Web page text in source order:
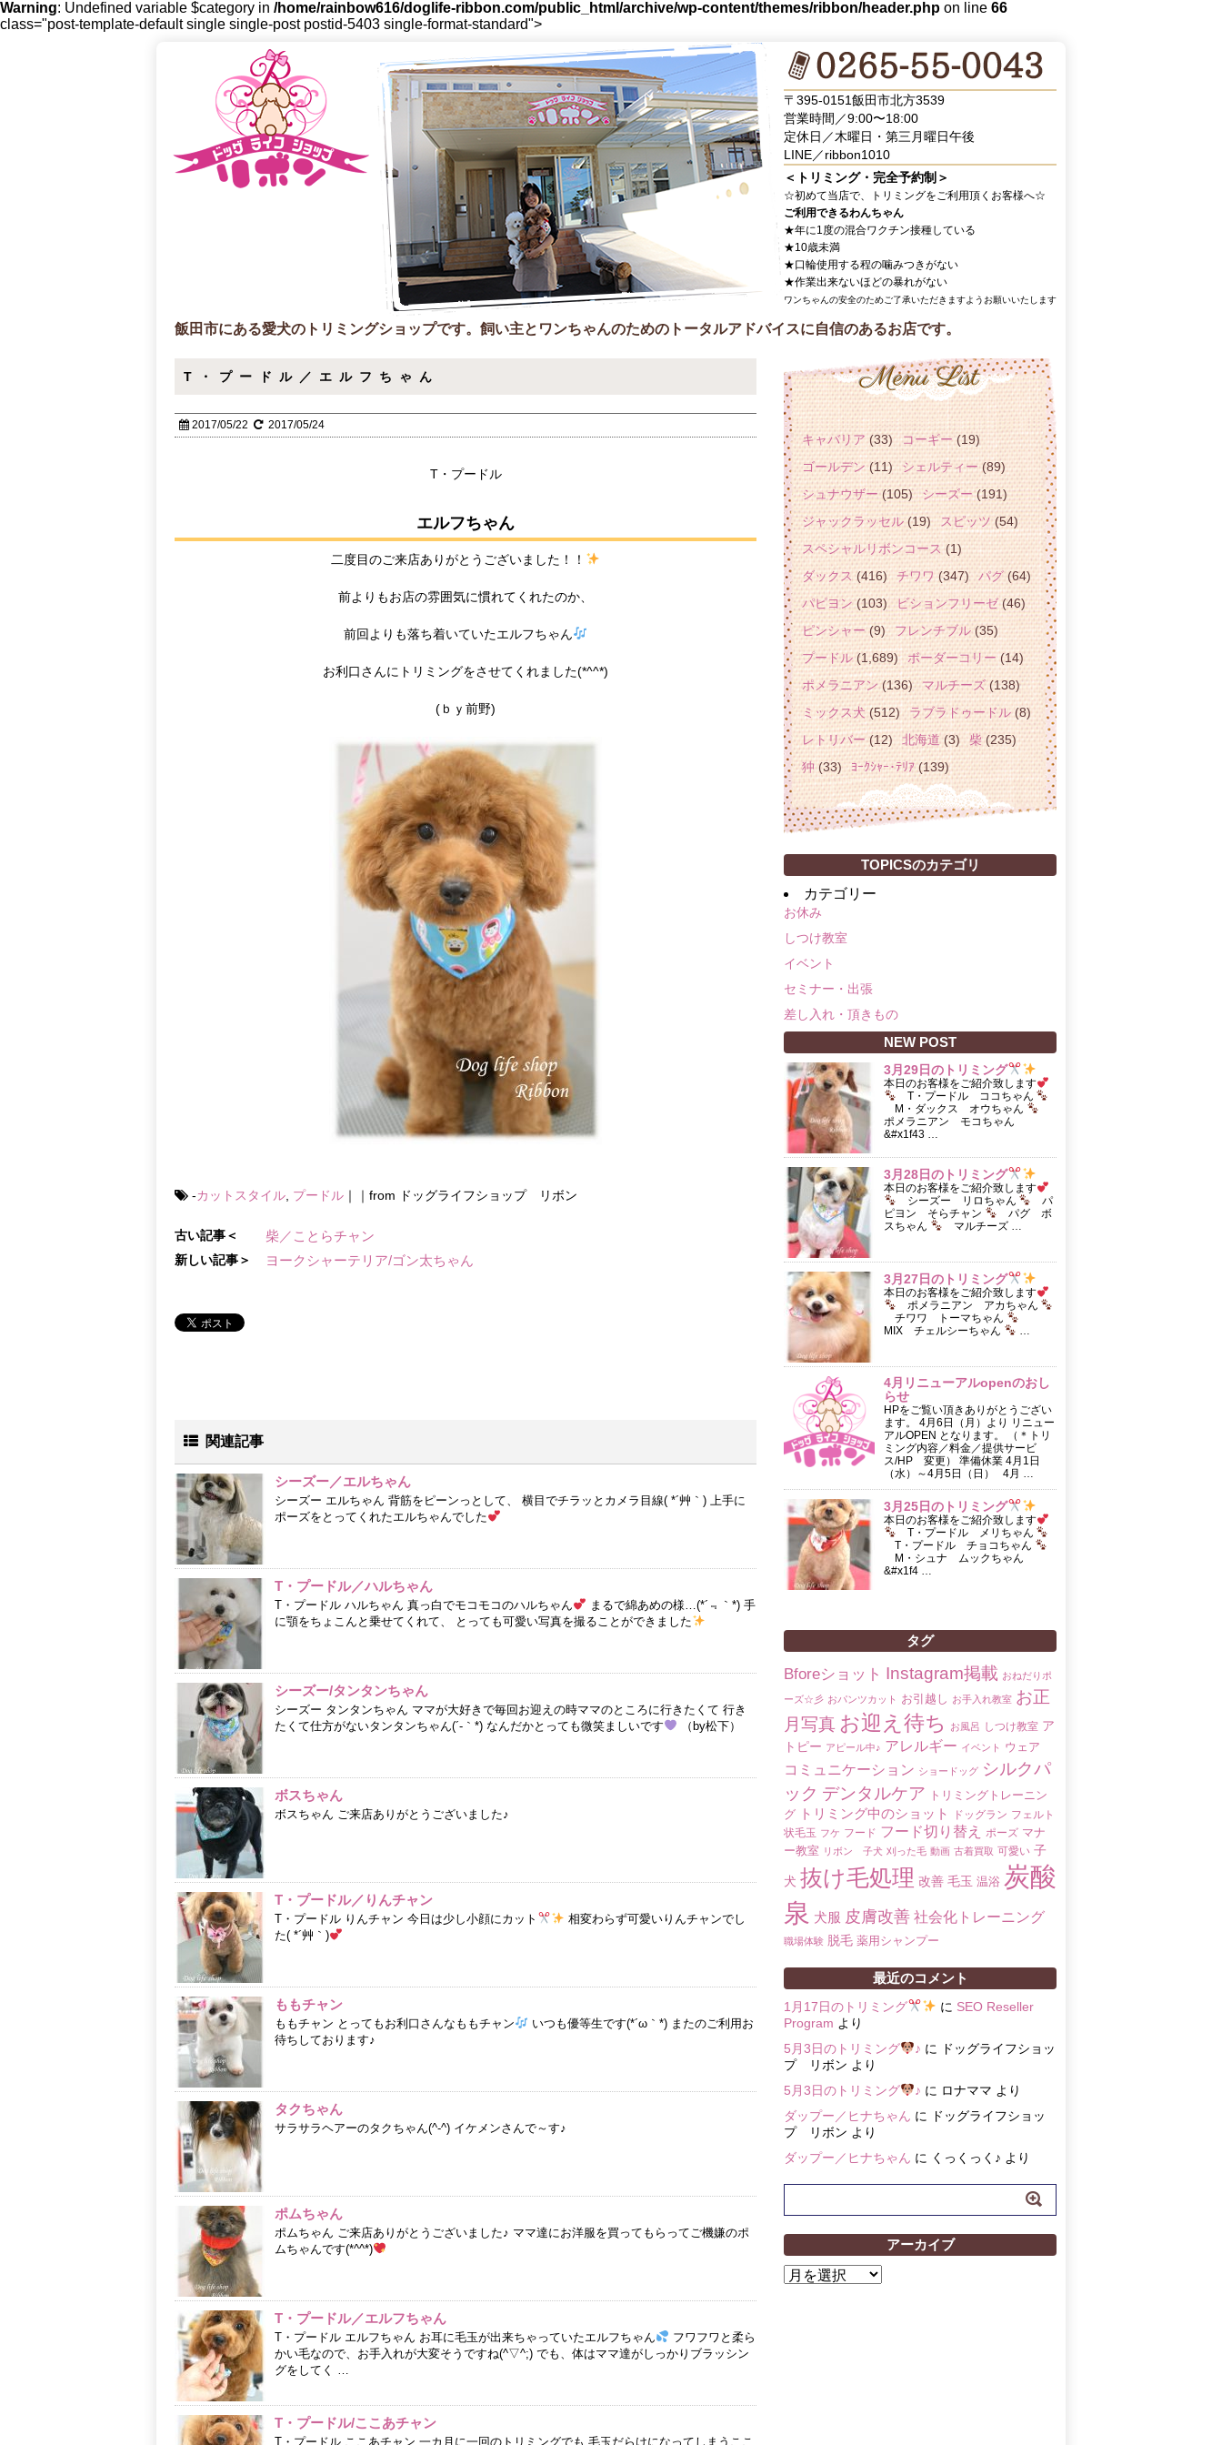
Warning: Undefined variable $category in /home/rainbow616/doglife-ribbon.com/public_html/archive/wp-content/themes/ribbon/header.php on line 66
class="post-template-default single single-post postid-5403 single-format-standard">
〒395-0151飯田市北方3539
営業時間／9:00〜18:00
定休日／木曜日・第三月曜日午後
LINE／ribbon1010
＜トリミング・完全予約制＞
☆初めて当店で、トリミングをご利用頂くお客様へ☆
ご利用できるわんちゃん
★年に1度の混合ワクチン接種している
★10歳未満
★口輪使用する程の噛みつきがない
★作業出来ないほどの暴れがない
ワンちゃんの安全のためご了承いただきますようお願いいたします
飯田市にある愛犬のトリミングショップです。飼い主とワンちゃんのためのトータルアドバイスに自信のあるお店です。
T・プードル／エルフちゃん
2017/05/22 2017/05/24
T・プードル
エルフちゃん
二度目のご来店ありがとうございました！！
前よりもお店の雰囲気に慣れてくれたのか、
前回よりも落ち着いていたエルフちゃん
お利口さんにトリミングをさせてくれました(*^^*)
(ｂｙ前野)
-カットスタイル プードル ｜｜from ドッグライフショップ リボン
古い記事＜ 柴／ことらチャン
新しい記事＞ ヨークシャーテリア/ゴン太ちゃん
関連記事
シーズー／エルちゃん
シーズー エルちゃん 背筋をピーンっとして、 横目でチラッとカメラ目線( *´艸｀) 上手に
ポーズをとってくれたエルちゃんでした
T・プードル／ハルちゃん
T・プードル ハルちゃん 真っ白でモコモコのハルちゃん
まるで綿あめの様…(*´﹃｀*) 手
に顎をちょこんと乗せてくれて、 とっても可愛い写真を撮ることができました
シーズー/タンタンちゃん
シーズー タンタンちゃん ママが大好きで毎回お迎えの時ママのところに行きたくて 行き
たくて仕方がないタンタンちゃん(´-｀*) なんだかとっても微笑ましいです
（by松下）
ボスちゃん
ボスちゃん ご来店ありがとうございました♪
T・プードル／りんチャン
T・プードル りんチャン 今日は少し小顔にカット
相変わらず可愛いりんチャンでし
た( *´艸｀)
ももチャン
ももチャン とってもお利口さんなももチャン
いつも優等生です(*´ω｀*) またのご利用お
待ちしております♪
タクちゃん
サラサラヘアーのタクちゃん(^-^) イケメンさんで～す♪
ポムちゃん
ポムちゃん ご来店ありがとうございました♪ ママ達にお洋服を買ってもらってご機嫌のポ
ムちゃんです(*^^*)
T・プードル／エルフちゃん
T・プードル エルフちゃん お耳に毛玉が出来ちゃっていたエルフちゃん
フワフワと柔ら
かい毛なので、お手入れが大変そうですね(^▽^;) でも、体はママ達がしっかりブラッシン
グをしてく …
T・プードル/ここあチャン
T・プードル ここあチャン 一カ月に一回のトリミングでも 毛玉だらけになってしまうここ
キャバリア(33) コーギー(19)
ゴールデン(11) シェルティー(89)
シュナウザー(105) シーズー(191)
ジャックラッセル(19) スピッツ(54)
スペシャルリボンコース(1)
ダックス (416) チワワ(347) パグ(64)
パピヨン(103) ビションフリーゼ(46)
ピンシャー(9) フレンチブル(35)
プードル(1,689) ボーダーコリー(14)
ポメラニアン(136) マルチーズ(138)
ミックス犬(512) ラブラドゥードル (8)
レトリバー(12) 北海道(3) 柴(235)
狆(33) ﾖｰｸｼｬｰ･ﾃﾘｱ(139)
TOPICSのカテゴリ
カテゴリー
お休み
しつけ教室
イベント
セミナー・出張
差し入れ・頂きもの
NEW POST
3月29日のトリミング
本日のお客様をご紹介致します
T・プードル ココちゃん
M・ダックス オウちゃん
ポメラニアン モコちゃん
&#x1f43 …
3月28日のトリミング
本日のお客様をご紹介致します
シーズー リロちゃん
パ
ピヨン そらチャン
パグ ボ
スちゃん
マルチーズ …
3月27日のトリミング
本日のお客様をご紹介致します
ポメラニアン アカちゃん
チワワ トーマちゃん
MIX チェルシーちゃん
4月リニューアルopenのおし
らせ
HPをご覧い頂きありがとうござい
ます。 4月6日（月）より リニュー
アルOPEN となります。 （＊トリ
ミング内容／料金／提供サービ
ス/HP 変更） 準備休業 4月1日
（水）～4月5日（日） 4月 …
3月25日のトリミング
本日のお客様をご紹介致します
T・プードル メリちゃん
T・プードル チョコちゃん
M・シュナ ムックちゃん
&#x1f4 …
タグ
Bforeショット Instagram掲載 おねだりポ
ーズ☆彡 おパンツカット お引越し お手入れ教室 お正
月写真 お迎え待ち お風呂 しつけ教室 ア
トピー アピール中♪ アレルギー イベント ウェア
コミュニケーション ショードッグ シルクパ
ック デンタルケア
トリミングトレーニン
グ トリミング中のショット ドッグラン フェルト
状毛玉 フケ フード フード切り替え ポーズ マナ
ー教室 リボン 子犬 刈った毛 動画 古着買取 可愛い 子
犬 抜け毛処理 改善 毛玉 温浴 炭酸
泉 犬服 皮膚改善 社会化トレーニング
職場体験 脱毛 薬用シャンプー
最近のコメント
1月17日のトリミング に SEO Reseller
Program より
5月3日のトリミング
♪ に
ドッグライフショッ
プ リボン より
5月3日のトリミング
♪ に ロナママ より
ダップー／ヒナちゃん に
ドッグライフショッ
プ リボン より
ダップー／ヒナちゃん に くっくっく♪ より
アーカイブ
ア